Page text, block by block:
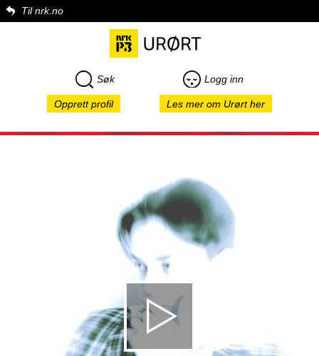
Til nrk.no
Søk Logg inn
Opprett profil Les mer om Urørt her